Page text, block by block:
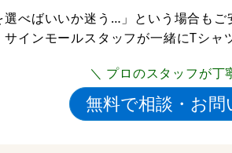
選べばいいか迷う…」という場合も
サインモールスタッフが一緒にTシャ
＼ プロのスタッフが丁